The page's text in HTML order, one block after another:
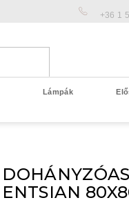
+36 1
Lámpák
ENTSIAN